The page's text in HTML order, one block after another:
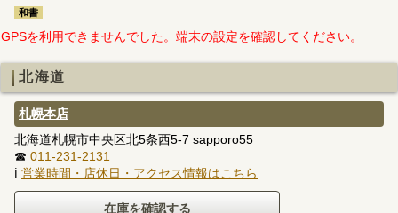
和書
GPSを利用できませんでした。端末の設定を確認してください。
北海道
札幌本店
北海道札幌市中央区北5条西5-7 sapporo55
☎ 011-231-2131
ℹ 営業時間・店休日・アクセス情報はこちら